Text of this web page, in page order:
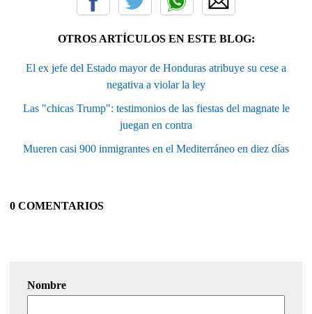
OTROS ARTÍCULOS EN ESTE BLOG:
El ex jefe del Estado mayor de Honduras atribuye su cese a
negativa a violar la ley
Las "chicas Trump": testimonios de las fiestas del magnate le
juegan en contra
Mueren casi 900 inmigrantes en el Mediterráneo en diez días
0 COMENTARIOS
Nombre